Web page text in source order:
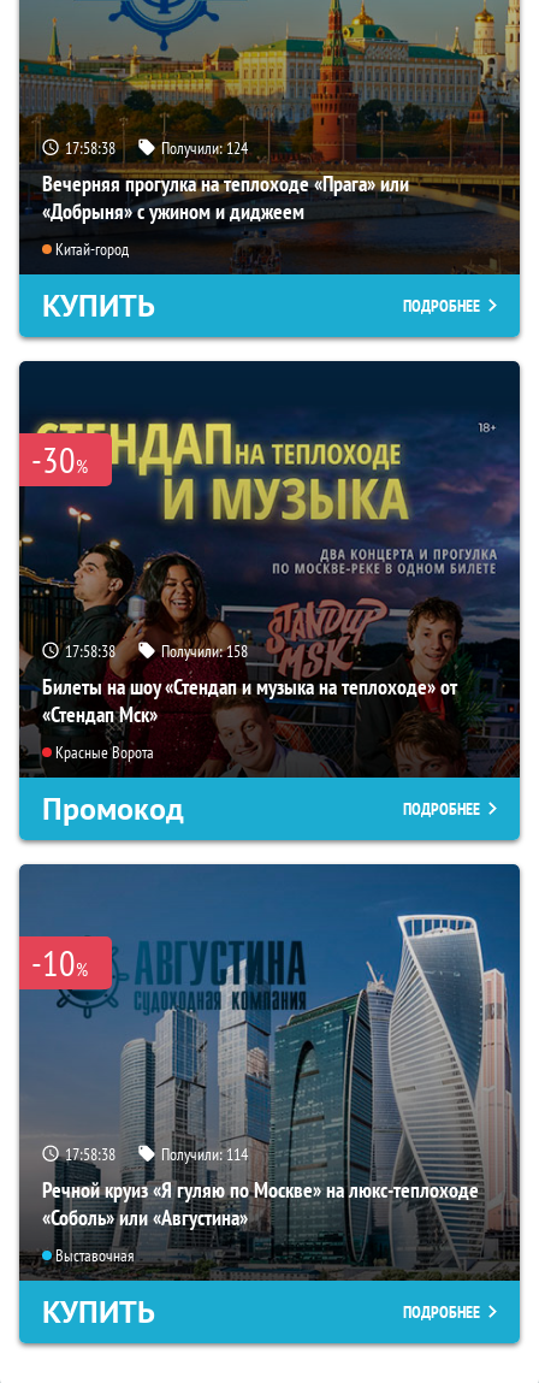
17:58:36 Получили:124
Вечерняя прогулка на теплоходе «Прага» или
«Добрыня» с ужином и диджеем
Китай-город
КУПИТЬ ПОДРОБНЕЕ
-30%
17:58:36 Получили:158
Билеты на шоу «Стендап и музыка на теплоходе» от
«Стендап Мск»
Красные Ворота
Промокод ПОДРОБНЕЕ
-10%
17:58:36 Получили:114
Речной круиз «Я гуляю по Москве» на люкс-теплоходе
«Соболь» или «Августина»
Выставочная
КУПИТЬ ПОДРОБНЕЕ